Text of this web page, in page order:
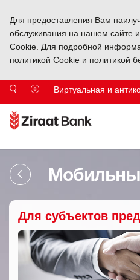
Для предоставления Вам
обслуживания на нашем сайте
Cookie. Для подробной
политикой Cookie и политикой
Виртуальная и
Для субъектов